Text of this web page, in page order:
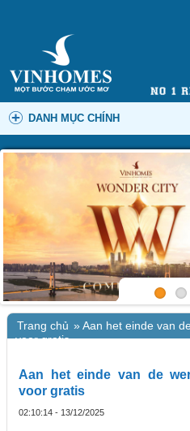
DANH MỤC CHÍNH
Trang chủ »Aan het einde van
voor gratis
Aan het einde van de
voor gratis
02:10:14 - 13/12/2025